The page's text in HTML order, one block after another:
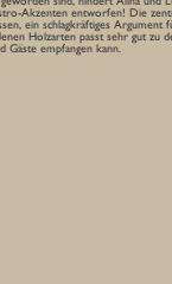
Akzenten entworfen! Die
ein schlagkräftiges
Holzarten passt sehr gut zu
empfangen kann.